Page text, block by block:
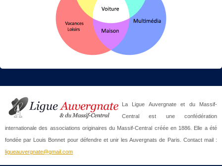
La Ligue Auvergnate et du Massif-
Central est une confédération
internationale des associations originaires du Massif-Central créée en 1886. Elle a été
fondée par Louis Bonnet pour défendre et unir les Auvergnats de Paris. Contact mail :
ligueauvergnate@gmail.com